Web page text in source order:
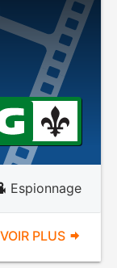
Espionnage
VOIR PLUS